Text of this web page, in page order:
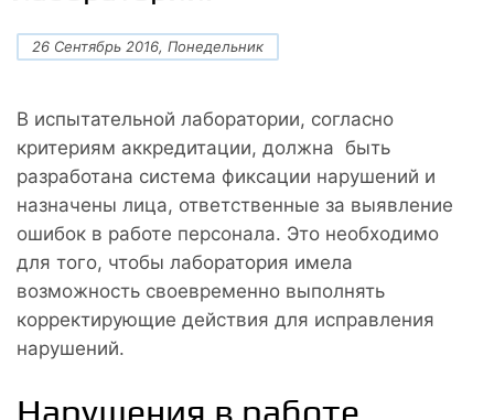
26 Сентябрь 2016, Понедельник
В испытательной лаборатории, согласно
критериям аккредитации, должна быть
разработана система фиксации нарушений и
назначены лица, ответственные за выявление
ошибок в работе персонала. Это необходимо
для того, чтобы лаборатория имела
возможность своевременно выполнять
корректирующие действия для исправления
нарушений.